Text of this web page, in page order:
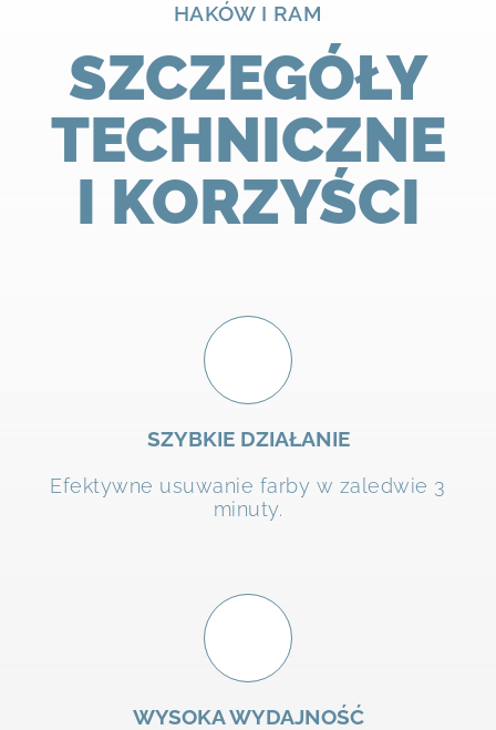
HAKÓW I RAM
SZCZEGÓŁY
TECHNICZNE
I KORZYŚCI
SZYBKIE DZIAŁANIE
Efektywne usuwanie farby w zaledwie 3
minuty.
WYSOKA WYDAJNOŚĆ